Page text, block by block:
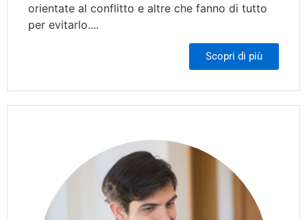
orientate al conflitto e altre che fanno di tutto
per evitarlo....
Scopri di più